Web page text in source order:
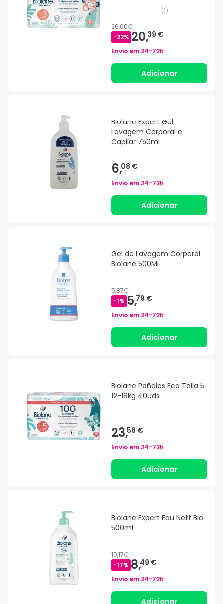
(1)
26,00€
-22% 20,39 €
Envio em 24-72h
Adicionar
Biolane Expert Gel
Lavagem Corporal e
Capilar 750ml
6,08 €
Envio em 24-72h
Adicionar
Gel de Lavagem Corporal
Biolane 500Ml
5,87€
-1% 5,79 €
Envio em 24-72h
Adicionar
Biolane Pañales Eco Talla 5
12-18kg 40uds
23,58 €
Envio em 24-72h
Adicionar
Biolane Expert Eau Nett Bio
500ml
10,17€
-17% 8,49 €
Envio em 24-72h
Adicionar